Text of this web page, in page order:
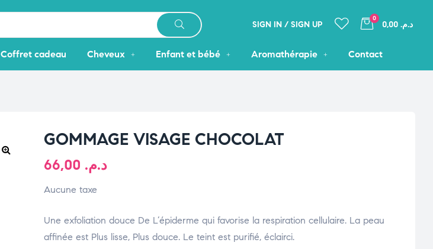
SIGN IN / SIGN UP
0
د.م. 0,00
Coffret cadeau Cheveux Enfant et bébé Aromathérapie Contact
GOMMAGE VISAGE CHOCOLAT
د.م.
Aucune taxe
Une exfoliation douce De L’épiderme qui favorise la respiration cellulaire. La peau
affinée est Plus lisse, Plus douce. Le teint est purifié, éclairci.